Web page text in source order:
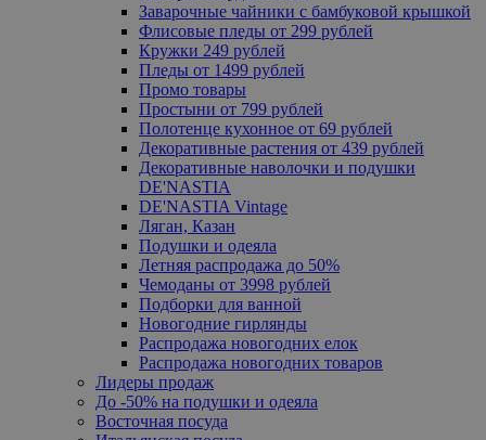
Заварочные чайники с бамбуковой крышкой
Флисовые пледы от 299 рублей
Кружки 249 рублей
Пледы от 1499 рублей
Промо товары
Простыни от 799 рублей
Полотенце кухонное от 69 рублей
Декоративные растения от 439 рублей
Декоративные наволочки и подушки
DE'NASTIA
DE'NASTIA Vintage
Ляган, Казан
Подушки и одеяла
Летняя распродажа до 50%
Чемоданы от 3998 рублей
Подборки для ванной
Новогодние гирлянды
Распродажа новогодних елок
Распродажа новогодних товаров
Лидеры продаж
До -50% на подушки и одеяла
Восточная посуда